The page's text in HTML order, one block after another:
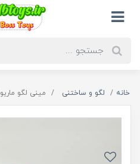
خانه لگو و ساختنی مینی لگو ماریو 3037